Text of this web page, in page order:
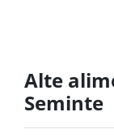
Alte
Seminte